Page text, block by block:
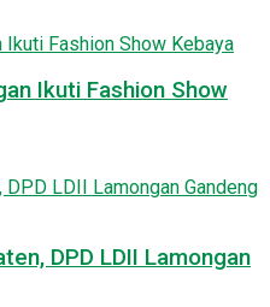
Ikuti Fashion Show
DPD LDII Lamongan